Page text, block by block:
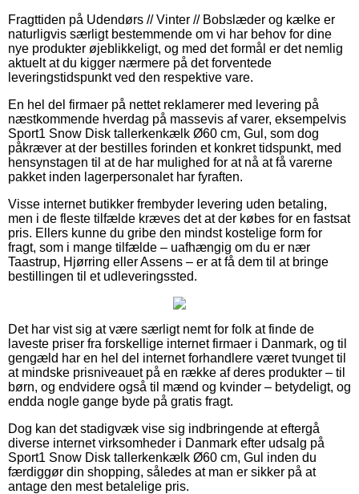
Fragttiden på Udendørs // Vinter // Bobslæder og kælke er
naturligvis særligt bestemmende om vi har behov for dine
nye produkter øjeblikkeligt, og med det formål er det nemlig
aktuelt at du kigger nærmere på det forventede
leveringstidspunkt ved den respektive vare.
En hel del firmaer på nettet reklamerer med levering på
næstkommende hverdag på massevis af varer, eksempelvis
Sport1 Snow Disk tallerkenkælk Ø60 cm, Gul, som dog
påkræver at der bestilles forinden et konkret tidspunkt, med
hensynstagen til at de har mulighed for at nå at få varerne
pakket inden lagerpersonalet har fyraften.
Visse internet butikker frembyder levering uden betaling,
men i de fleste tilfælde kræves det at der købes for en fastsat
pris. Ellers kunne du gribe den mindst kostelige form for
fragt, som i mange tilfælde – uafhængig om du er nær
Taastrup, Hjørring eller Assens – er at få dem til at bringe
bestillingen til et udleveringssted.
Det har vist sig at være særligt nemt for folk at finde de
laveste priser fra forskellige internet firmaer i Danmark, og til
gengæld har en hel del internet forhandlere været tvunget til
at mindske prisniveauet på en række af deres produkter – til
børn, og endvidere også til mænd og kvinder – betydeligt, og
endda nogle gange byde på gratis fragt.
Dog kan det stadigvæk vise sig indbringende at eftergå
diverse internet virksomheder i Danmark efter udsalg på
Sport1 Snow Disk tallerkenkælk Ø60 cm, Gul inden du
færdiggør din shopping, således at man er sikker på at
antage den mest betalelige pris.